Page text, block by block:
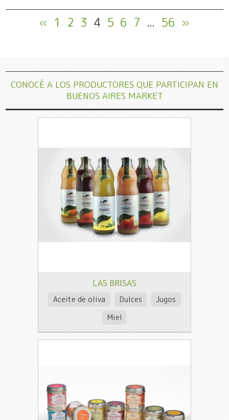
« 1 2 3 4 5 6 7 ... 56 »
CONOCÉ A LOS PRODUCTORES QUE PARTICIPAN EN
BUENOS AIRES MARKET
LAS BRISAS
Aceite de oliva Dulces
Jugos
Miel